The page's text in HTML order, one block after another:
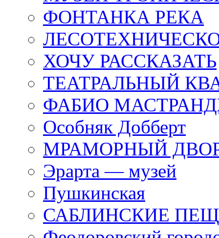
ФОНТАНКА РЕКА
ХОЧУ РАССКАЗАТЬ
ТЕАТРАЛЬНЫЙ
ФАБИО
Особняк Добберт
МРАМОРНЫЙ
Эрарта — музей
Пушкинская
САБЛИНСКИЕ